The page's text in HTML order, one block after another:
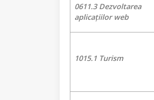
0611.3 Dezvoltarea
aplicațiilor web
1015.1 Turism